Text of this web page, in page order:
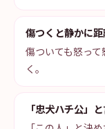
傷つくと静かに距
傷ついても怒っ
く。
「忠犬ハチ公」